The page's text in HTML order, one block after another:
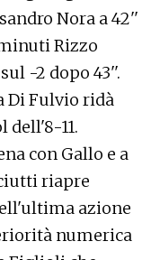
Nora a 42''
Rizzo
-2 dopo 43''.
Di Fulvio ridà
dell'8-11.
con Gallo e a
riapre
azione
numerica